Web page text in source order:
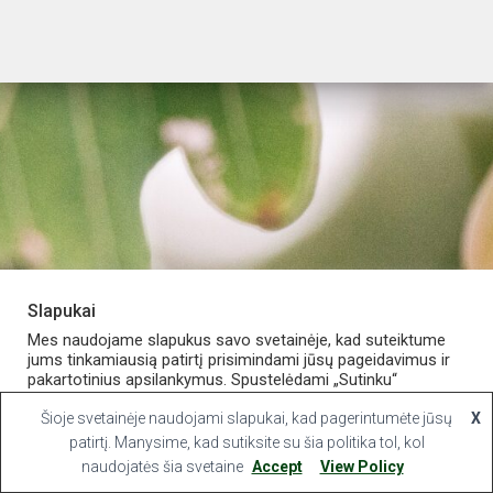
PARDUOTUVĖ APIE VAISTINĘ MANO PASKYRA
KONTAKTAI
Hestia | Developed byThemeIsle
Slapukai
Mes naudojame slapukus savo svetainėje, kad suteiktume
jums tinkamiausią patirtį prisimindami jūsų pageidavimus ir
pakartotinius apsilankymus. Spustelėdami „Sutinku“
sutinkate naudoti VISUS slapukus.
Slapukų nustatymai Sutinku
Šioje svetainėje naudojami slapukai, kad pagerintumėte jūsų
patirtį. Manysime, kad sutiksite su šia politika tol, kol
naudojatės šia svetaine
X
Accept View Policy